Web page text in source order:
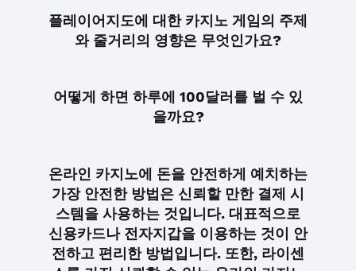
플레이어지도에 대한 카지노 게임의 주제
와 줄거리의 영향은 무엇인가요?
어떻게 하면 하루에 100달러를 벌 수 있
을까요?
온라인 카지노에 돈을 안전하게 예치하는
가장 안전한 방법은 신뢰할 만한 결제 시
스템을 사용하는 것입니다. 대표적으로
신용카드나 전자지갑을 이용하는 것이 안
전하고 편리한 방법입니다. 또한, 라이센